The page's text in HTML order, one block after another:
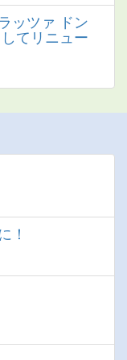
ッツァ ドン
てリニュー
！